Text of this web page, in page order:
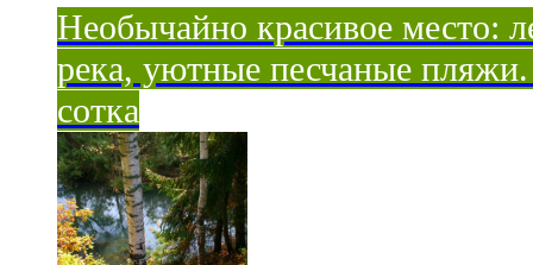
Необычайно красивое место:
река, уютные песчаные
сотка